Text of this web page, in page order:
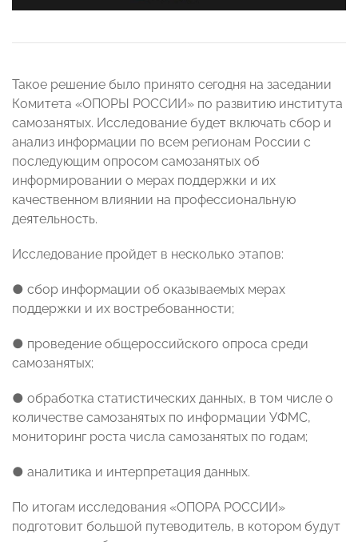
Такое решение было принято сегодня на заседании
Комитета «ОПОРЫ РОССИИ» по развитию института
самозанятых. Исследование будет включать сбор и
анализ информации по всем регионам России с
последующим опросом самозанятых об
информировании о мерах поддержки и их
качественном влиянии на профессиональную
деятельность.
Исследование пройдет в несколько этапов:
● сбор информации об оказываемых мерах
поддержки и их востребованности;
● проведение общероссийского опроса среди
самозанятых;
● обработка статистических данных, в том числе о
количестве самозанятых по информации УФМС,
мониторинг роста числа самозанятых по годам;
● аналитика и интерпретация данных.
По итогам исследования «ОПОРА РОССИИ»
подготовит большой путеводитель, в котором будут